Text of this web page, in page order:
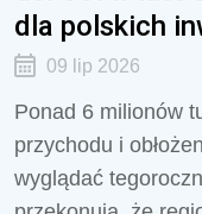
dla polskich
09 lip 2026
Ponad 6 milionów
przychodu i
wyglądać